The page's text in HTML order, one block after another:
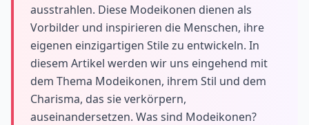
ausstrahlen. Diese Modeikonen dienen als
Vorbilder und inspirieren die Menschen, ihre
eigenen einzigartigen Stile zu entwickeln. In
diesem Artikel werden wir uns eingehend mit
dem Thema Modeikonen, ihrem Stil und dem
Charisma, das sie verkörpern,
auseinandersetzen. Was sind Modeikonen?